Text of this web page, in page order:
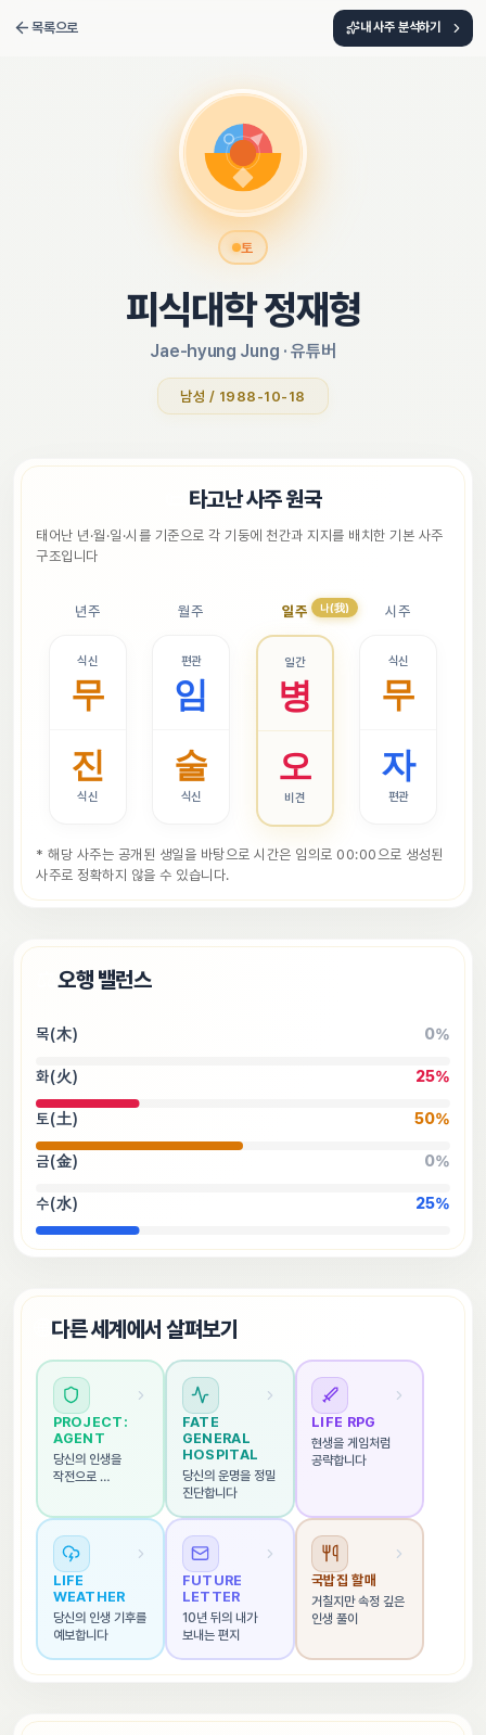
목록으로 내 사주 분석하기
토
피식대학 정재형
Jae-hyung Jung · 유튜버
남성 / 1988-10-18
타고난 사주 원국
태어난 년·월·일·시를 기준으로 각 기둥에 천간과 지지를 배치한 기본 사주
구조입니다
시주
식신
무
자
편관
일주
일간
병
오
비견
나(我)
월주
편관
임
술
식신
년주
식신
무
진
식신
* 해당 사주는 공개된 생일을 바탕으로 시간은 임의로 00:00으로 생성된
사주로 정확하지 않을 수 있습니다.
오행 밸런스
목(木) 0%
화(火) 25%
토(土) 50%
금(金) 0%
수(水) 25%
다른 세계에서 살펴보기
PROJECT:
AGENT
당신의 인생을
작전으로
FATE
GENERAL
HOSPITAL
당신의 운명을 정밀
진단합니다
LIFE RPG
현생을 게임처럼
공략합니다
LIFE
WEATHER
당신의 인생 기후를
예보합니다
FUTURE
LETTER
10년 뒤의 내가
보내는 편지
국밥집 할매
거칠지만 속정 깊은
인생 풀이